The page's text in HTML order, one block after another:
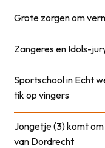
Grote zorgen om
Zangeres en Idols-
Sportschool in Echt
tik op vingers
Jongetje (3) komt
van Dordrecht